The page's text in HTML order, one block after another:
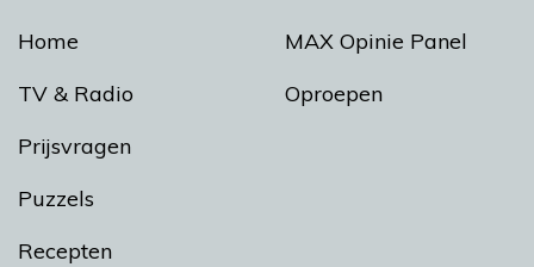
Home
TV & Radio
Prijsvragen
Puzzels
Recepten
MAX Opinie Panel
Oproepen